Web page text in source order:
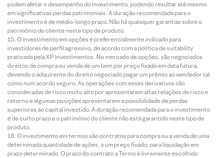
podem afetar o desempenho do investimento, podendo resultar até mesmo
em significativas perdas patrimoniais. A duração recomendada para o
investimento é de médio-longo prazo. Não há quaisquer garantias sobre o
patrimônio do cliente neste tipo de produto.
O investimento em opções é preferencialmente indicado para
investidores de perfil agressivo, de acordo com a política de suitability
praticada pela XP Investimentos. No mercado de opções, são negociados
direitos de compra ou venda de um bem por preço fixado em data futura,
devendo o adquirente do direito negociado pagar um prêmio ao vendedor tal
como num acordo seguro. As operações com esses derivativos são
consideradas de risco muito alto por apresentarem altas relações de risco e
retorno e algumas posições apresentarem a possibilidade de perdas
superiores ao capital investido. A duração recomendada para o investimento
é de curto prazo e o patrimônio do cliente não está garantido neste tipo de
produto.
O investimento em termos são contratos para compra ou a venda de uma
determinada quantidade de ações, a um preço fixado, para liquidação em
prazo determinado. O prazo do contrato a Termo é livremente escolhido